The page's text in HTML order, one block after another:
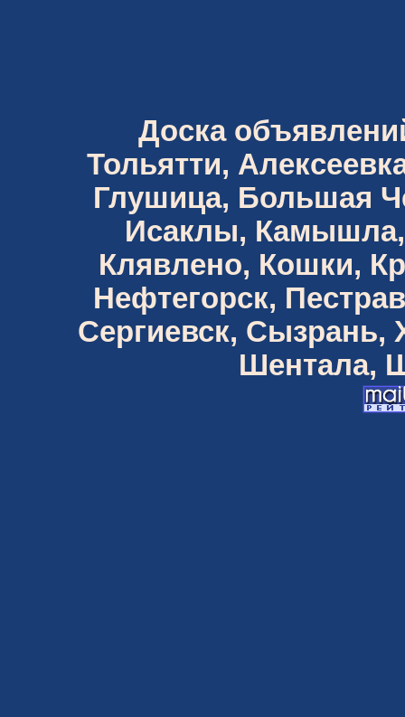
Доска
Тольятти,
Глушица, Большая
Исаклы, Камышла,
Клявлено, Кошки,
Нефтегорск,
Сергиевск,
Шентала,